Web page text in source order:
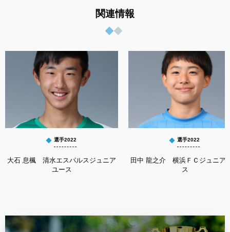
関連情報
選手2022
大石 息楓 清水エスパルスジュニア
ユース
選手2022
田中 龍之介 横浜ＦＣジュニア
ス